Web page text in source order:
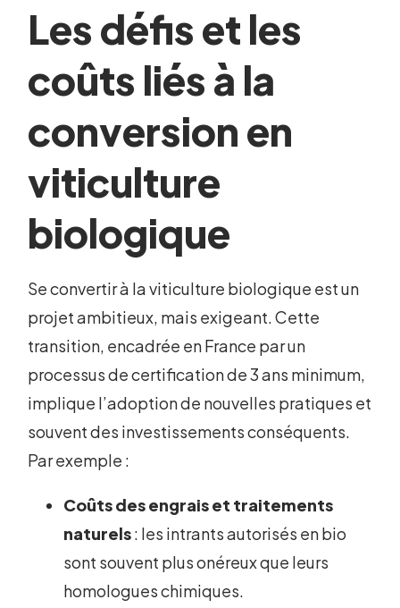
Les défis et les
coûts liés à la
conversion en
viticulture
biologique
Se convertir à la viticulture biologique est un
projet ambitieux, mais exigeant. Cette
transition, encadrée en France par un
processus de certification de 3 ans minimum,
implique l’adoption de nouvelles pratiques et
souvent des investissements conséquents.
Par exemple :
Coûts des engrais et traitements
naturels: les intrants autorisés en bio
sont souvent plus onéreux que leurs
homologues chimiques.